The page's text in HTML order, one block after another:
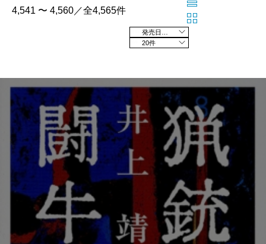
4,541 〜 4,560／全4,565件
20件